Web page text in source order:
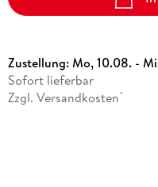
Zustellung:Mo, 10.08. -
Sofort lieferbar
Zzgl. Versandkosten *